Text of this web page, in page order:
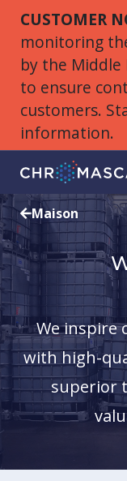
CUSTOMER
monitoring
by the Middle
to ensure
customers.
information.
Maison
We inspire
with high-
superior